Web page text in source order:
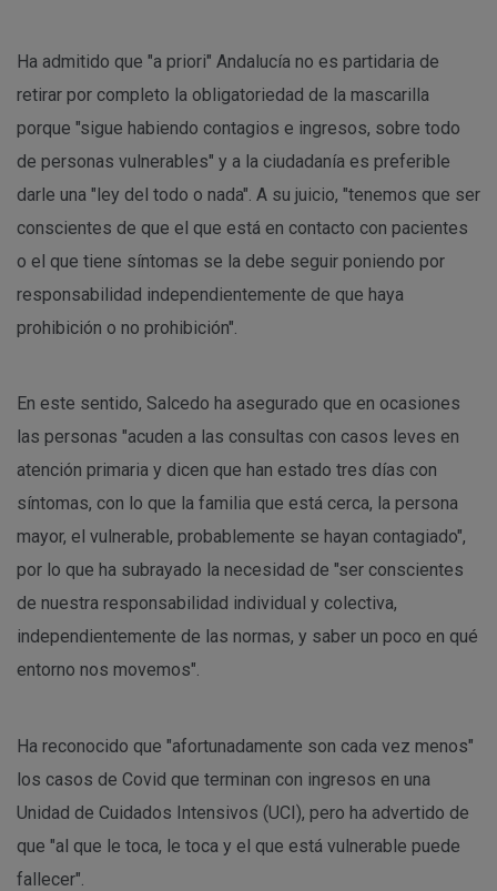
Ha admitido que "a priori" Andalucía no es partidaria de
retirar por completo la obligatoriedad de la mascarilla
porque "sigue habiendo contagios e ingresos, sobre todo
de personas vulnerables" y a la ciudadanía es preferible
darle una "ley del todo o nada". A su juicio, "tenemos que ser
conscientes de que el que está en contacto con pacientes
o el que tiene síntomas se la debe seguir poniendo por
responsabilidad independientemente de que haya
prohibición o no prohibición".
En este sentido, Salcedo ha asegurado que en ocasiones
las personas "acuden a las consultas con casos leves en
atención primaria y dicen que han estado tres días con
síntomas, con lo que la familia que está cerca, la persona
mayor, el vulnerable, probablemente se hayan contagiado",
por lo que ha subrayado la necesidad de "ser conscientes
de nuestra responsabilidad individual y colectiva,
independientemente de las normas, y saber un poco en qué
entorno nos movemos".
Ha reconocido que "afortunadamente son cada vez menos"
los casos de Covid que terminan con ingresos en una
Unidad de Cuidados Intensivos (UCI), pero ha advertido de
que "al que le toca, le toca y el que está vulnerable puede
fallecer".